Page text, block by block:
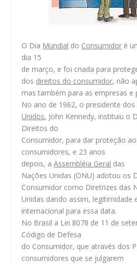
O Dia Mundial do Consumidor é
dia 15
de março, e foi criada para
dos direitos do consumidor, não
mas também para as empresas e
No ano de 1962, o presidente dos
Unidos, John Kennedy, instituiu o
Direitos do
Consumidor, para dar proteção
consumidores, e 23 anos
depois, aAssembléia Geral das
Nações Unidas (ONU) adotou os
Consumidor como Diretrizes das
Unidas dando assim, legitimidade
internacional para essa data.
No Brasil a Lei 8078 de 11 de
Código de Defesa
do Consumidor, que através dos
consumidores que se julgarem